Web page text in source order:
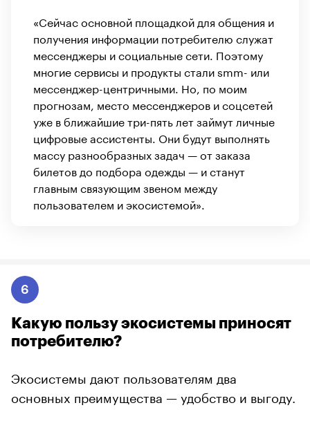
«Сейчас основной площадкой для общения и
получения информации потребителю служат
мессенджеры и социальные сети. Поэтому
многие сервисы и продукты стали smm- или
мессенджер-центричными. Но, по моим
прогнозам, место мессенджеров и соцсетей
уже в ближайшие три-пять лет займут личные
цифровые ассистенты. Они будут выполнять
массу разнообразных задач — от заказа
билетов до подбора одежды — и станут
главным связующим звеном между
пользователем и экосистемой».
6
Какую пользу экосистемы приносят
потребителю?
Экосистемы дают пользователям два
основных преимущества — удобство и выгоду.